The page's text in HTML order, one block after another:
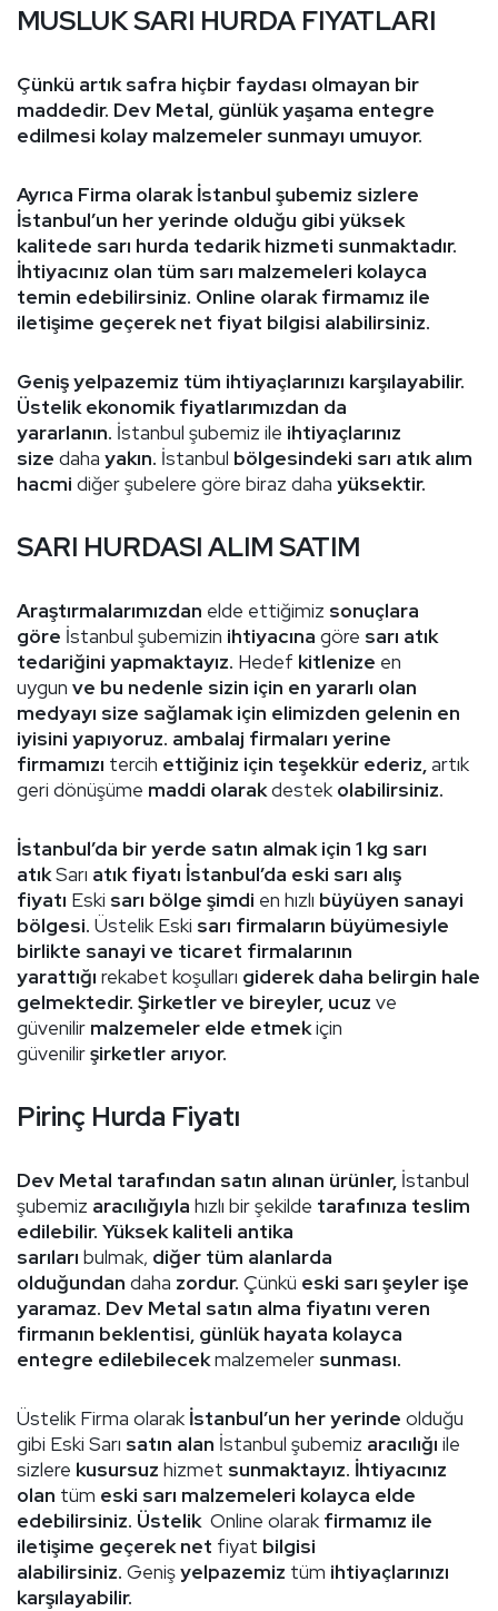
MUSLUK SARI HURDA FIYATLARI
Çünkü artık safra hiçbir faydası olmayan bir
maddedir. Dev Metal, günlük yaşama entegre
edilmesi kolay malzemeler sunmayı umuyor.
Ayrıca Firma olarak İstanbul şubemiz sizlere
İstanbul’un her yerinde olduğu gibi yüksek
kalitede sarı hurda tedarik hizmeti sunmaktadır.
İhtiyacınız olan tüm sarı malzemeleri kolayca
temin edebilirsiniz. Online olarak firmamız ile
iletişime geçerek net fiyat bilgisi alabilirsiniz.
Geniş yelpazemiz tüm ihtiyaçlarınızı karşılayabilir.
Üstelik ekonomik fiyatlarımızdan da
yararlanın. İstanbul şubemiz ile ihtiyaçlarınız
size daha yakın. İstanbul bölgesindeki sarı atık alım
hacmi diğer şubelere göre biraz daha yüksektir.
SARI HURDASI ALIM SATIM
Araştırmalarımızdan elde ettiğimiz sonuçlara
göre İstanbul şubemizin ihtiyacına göre sarı atık
tedariğini yapmaktayız. Hedef kitlenize en
uygun ve bu nedenle sizin için en yararlı olan
medyayı size sağlamak için elimizden gelenin en
iyisini yapıyoruz. ambalaj firmaları yerine
firmamızı tercih ettiğiniz için teşekkür ederiz,artık
geri dönüşüme maddi olarakdestek olabilirsiniz.
İstanbul’da bir yerde satın almak için 1 kg sarı
atıkSarı atık fiyatı İstanbul’da eski sarı alış
fiyatı Eski sarı bölge şimdi en hızlı büyüyen sanayi
bölgesi. Üstelik Eski sarı firmaların büyümesiyle
birlikte sanayi ve ticaret firmalarının
yarattığı rekabet koşulları giderek daha belirgin hale
gelmektedir. Şirketler ve bireyler, ucuz ve
güvenilir malzemeler elde etmekiçin
güvenilirşirketler arıyor.
Pirinç Hurda Fiyatı
Dev Metal tarafından satın alınan ürünler, İstanbul
şubemiz aracılığıyla hızlı bir şekilde tarafınıza teslim
edilebilir. Yüksek kaliteli antika
sarıları bulmak, diğer tüm alanlarda
olduğundan daha zordur. Çünkü eski sarı şeyler işe
yaramaz. Dev Metal satın alma fiyatını veren
firmanın beklentisi, günlük hayata kolayca
entegre edilebilecekmalzemeler sunması.
Üstelik Firma olarak İstanbul’un her yerinde olduğu
gibi Eski Sarı satın alan İstanbul şubemiz aracılığı ile
sizlere kusursuz hizmet sunmaktayız. İhtiyacınız
olan tüm eski sarı malzemeleri kolayca elde
edebilirsiniz. Üstelik Online olarak firmamız ile
iletişime geçerek net fiyat bilgisi
alabilirsiniz. Genişyelpazemiz tüm ihtiyaçlarınızı
karşılayabilir.